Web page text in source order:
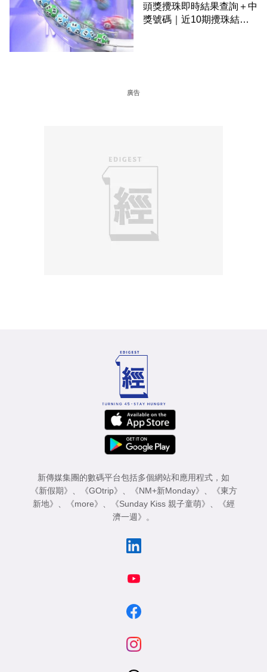
頭獎攪珠即時結果查詢＋中
獎號碼｜近10期攪珠結果
廣告
新傳媒集團的數碼平台包括多個網站和應用程式，如
《新假期》
《GOtrip》 《NM+新Monday》
《東方
新地》
《more》 《Sunday Kiss 親子童萌》
《經
濟一週》
。